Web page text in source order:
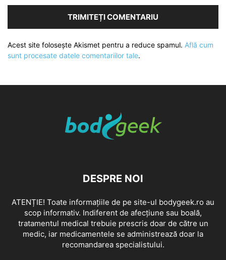
Acest site folosește Akismet pentru a reduce spamul. Află cum
sunt procesate datele comentariilor tale.
DESPRE NOI
ATENȚIE! Toate informațiile de pe site-ul bodygeek.ro au
scop informativ. Indiferent de afecțiune sau boală,
tratamentul medical trebuie prescris doar de către un
medic, iar medicamentele se administrează doar la
recomandarea specialistului.